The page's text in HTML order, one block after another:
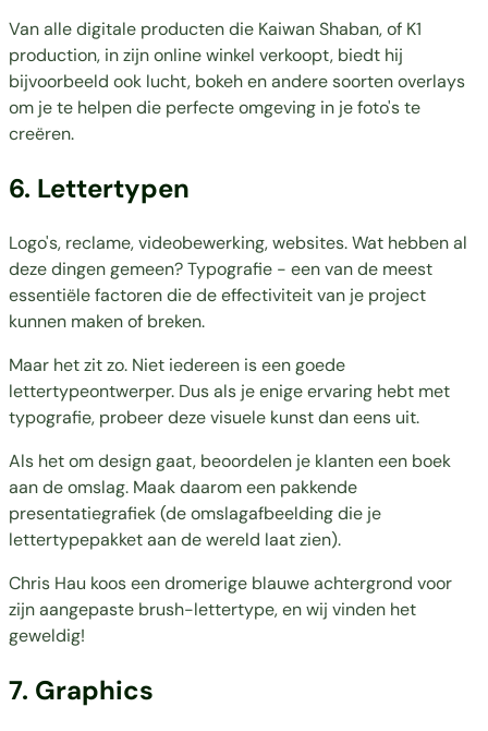
Van alle digitale producten die Kaiwan Shaban, of K1
production, in zijn online winkel verkoopt, biedt hij
bijvoorbeeld ook lucht, bokeh en andere soorten overlays
om je te helpen die perfecte omgeving in je foto's te
creëren.
6. Lettertypen
Logo's, reclame, videobewerking, websites. Wat hebben al
deze dingen gemeen? Typografie - een van de meest
essentiële factoren die de effectiviteit van je project
kunnen maken of breken.
Maar het zit zo. Niet iedereen is een goede
lettertypeontwerper. Dus als je enige ervaring hebt met
typografie, probeer deze visuele kunst dan eens uit.
Als het om design gaat, beoordelen je klanten een boek
aan de omslag. Maak daarom een pakkende
presentatiegrafiek (de omslagafbeelding die je
lettertypepakket aan de wereld laat zien).
Chris Hau koos een dromerige blauwe achtergrond voor
zijn aangepaste brush-lettertype, en wij vinden het
geweldig!
7. Graphics